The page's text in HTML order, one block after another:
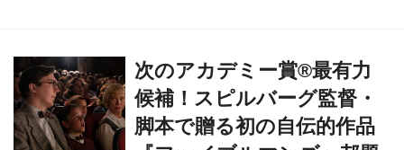
脚本で贈る初の自伝的作品
『フェイブルマンズ』邦題
＆公開日決定！